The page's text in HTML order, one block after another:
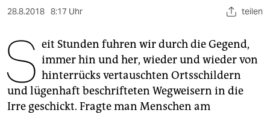
berlin
wahrheit
verlag
28.8.2018 8:17 Uhr teilen
S eit Stunden fuhren wir durch die Gegend,
immer hin und her, wieder und wieder von
hinterrücks vertauschten Ortsschildern
und lügenhaft beschrifteten Wegweisern in die
Irre geschickt. Fragte man Menschen am